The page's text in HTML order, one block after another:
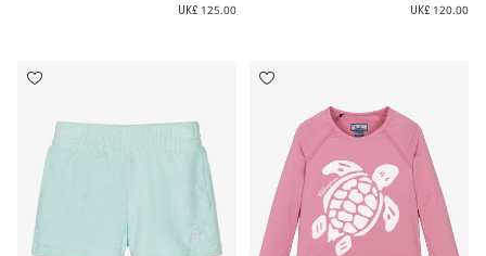
UK£ 120.00
UK£ 125.00